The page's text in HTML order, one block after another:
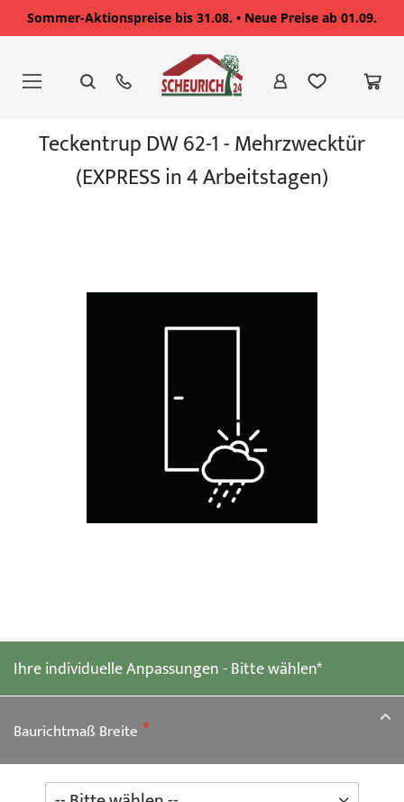
Sommer-Aktionspreise bis 31.08. • Neue Preise ab 01.09.
springen
Ihre individuelle Anpassungen - Bitte wählen*
Baurichtmaß Breite
Teckentrup DW 62-1 - Mehrzwecktür
(EXPRESS in 4 Arbeitstagen)
Bildgalerie